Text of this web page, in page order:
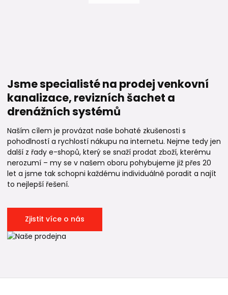
Jsme specialisté na prodej venkovní
kanalizace, revizních šachet a
drenážních systémů
Naším cílem je provázat naše bohaté zkušenosti s
pohodlností a rychlostí nákupu na internetu. Nejme tedy jen
další z řady e-shopů, který se snaží prodat zboží, kterému
nerozumí – my se v našem oboru pohybujeme již přes 20
let a jsme tak schopni každému individuálně poradit a najít
to nejlepší řešení.
Zjistit více o nás